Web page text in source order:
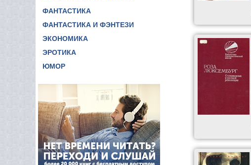
ФАНТАСТИКА
ФАНТАСТИКА И ФЭНТЕЗИ
ЭКОНОМИКА
ЭРОТИКА
ЮМОР